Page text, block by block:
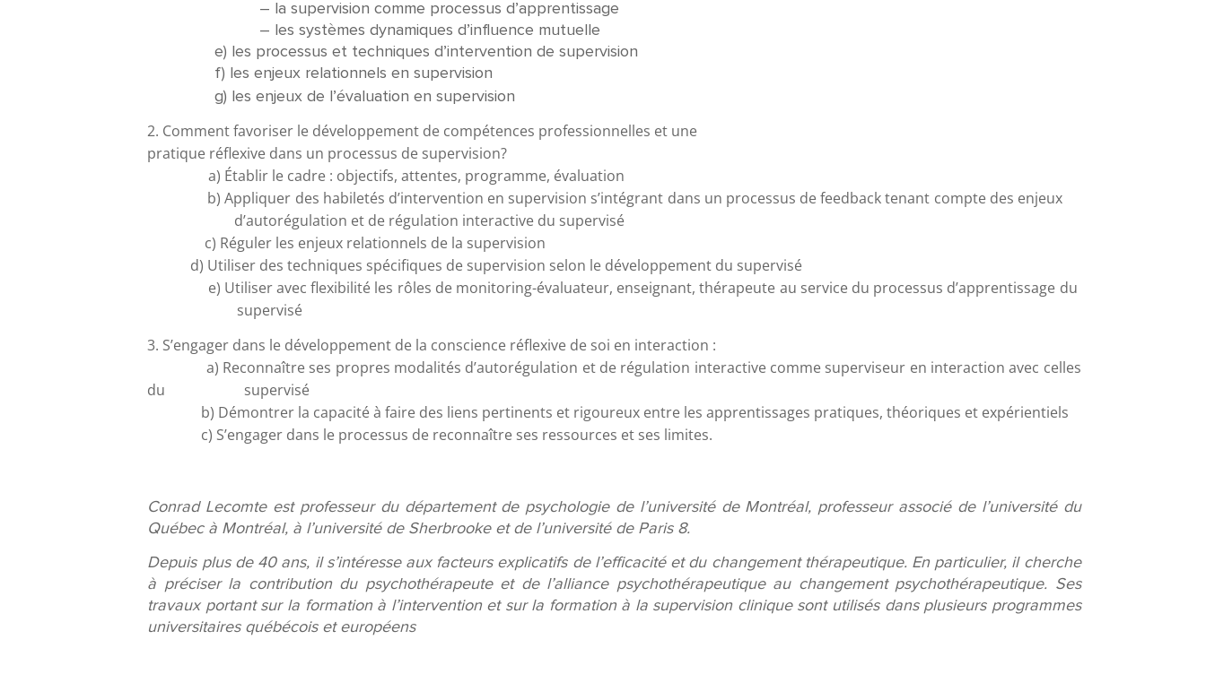
– la supervision comme processus d’apprentissage
– les systèmes dynamiques d’influence mutuelle
e) les processus et techniques d’intervention de supervision
f) les enjeux relationnels en supervision
g) les enjeux de l’évaluation en supervision
2. Comment favoriser le développement de compétences professionnelles et une
pratique réflexive dans un processus de supervision?
a) Établir le cadre : objectifs, attentes, programme, évaluation
b) Appliquer des habiletés d’intervention en supervision s’intégrant dans un processus de feedbacktenant compte des enjeux
d’autorégulation et de régulation interactive du supervisé
c) Réguler les enjeux relationnels de la supervision
d) Utiliser des techniques spécifiques de supervision selon le développement du supervisé
e) Utiliser avec flexibilité les rôles de monitoring-évaluateur, enseignant, thérapeute au service du processus d’apprentissage du
supervisé
3. S’engager dans le développement de la conscience réflexive de soi en interaction :
a) Reconnaître ses propres modalités d’autorégulation et de régulation interactive comme superviseur en interaction avec celles
du supervisé
b) Démontrer la capacité à faire des liens pertinents et rigoureux entre les apprentissages pratiques, théoriques et expérientiels
c) S’engager dans le processus de reconnaître ses ressources et ses limites.
Conrad Lecomte est professeur du département de psychologie de l’université de Montréal, professeur associé de l’université du
Québec à Montréal, à l’université de Sherbrooke et de l’université de Paris 8.
Depuis plus de 40 ans, il s’intéresse aux facteurs explicatifs de l’efficacité et du changement thérapeutique. En particulier, il cherche
à préciser la contribution du psychothérapeute et de l’alliance psychothérapeutique au changement psychothérapeutique. Ses
travaux portant sur la formation à l’intervention et sur la formation à la supervision clinique sont utilisés dans plusieurs programmes
universitaires québécois et européens